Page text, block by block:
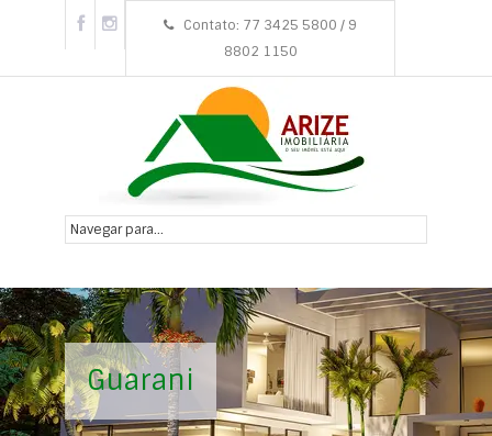
Contato: 77 3425 5800 / 9
8802 1150
Guarani